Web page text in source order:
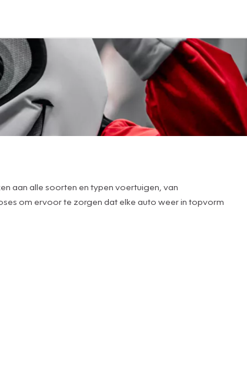
aan alle soorten en typen voertuigen, van
om ervoor te zorgen dat elke auto weer in topvorm